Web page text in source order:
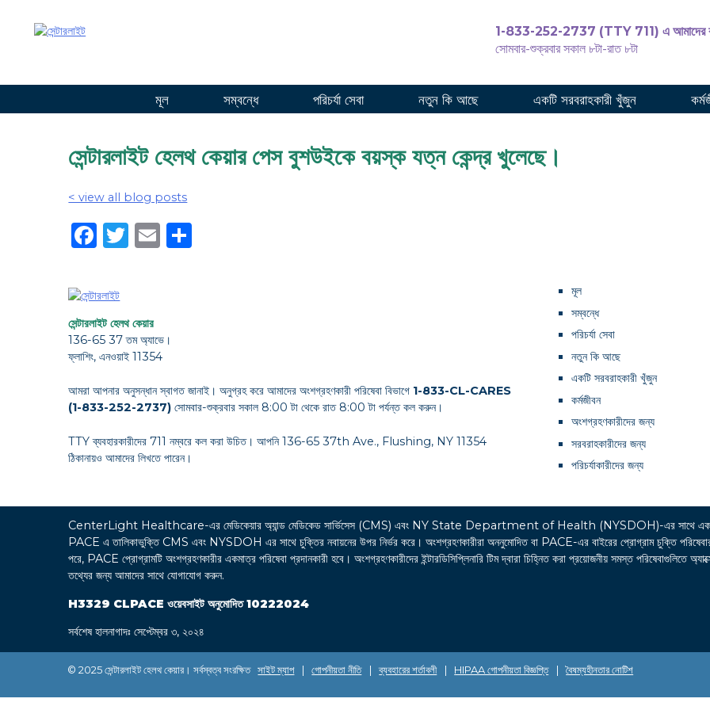
1-833-252-2737 (TTY 711) এ আমাদের
সোমবার-শুক্রবার সকাল ৮টা-রাত ৮টা
মূল সম্বন্ধে পরিচর্যা সেবা নতুন কি আছে একটি সরবরাহকারী খুঁজুন
সেন্টারলাইট হেলথ কেয়ার পেস বুশউইকে বয়স্ক যত্ন কেন্দ্র খুলেছে।
< view all blog posts
Facebook
Twitter
Email
সেন্টারলাইট হেলথ কেয়ার
136-65 37 তম অ্যাভে।
ফ্লাশিং, এনওয়াই 11354
আমরা আপনার অনুসন্ধান স্বাগত জানাই। অনুগ্রহ করে আমাদের অংশগ্রহণকারী পরিষেবা বিভাগে 1-833-CL-CARES
(1-833-252-2737) সোমবার-শুক্রবার সকাল 8:00 টা থেকে রাত 8:00 টা পর্যন্ত কল করুন।
TTY ব্যবহারকারীদের 711 নম্বরে কল করা উচিত। আপনি 136-65 37th Ave., Flushing, NY 11354
ঠিকানায়ও আমাদের লিখতে পারেন।
মূল
সম্বন্ধে
পরিচর্যা সেবা
নতুন কি আছে
একটি সরবরাহকারী খুঁজুন
কর্মজীবন
অংশগ্রহণকারীদের জন্য
সরবরাহকারীদের জন্য
পরিচর্যাকারীদের জন্য
CenterLight Healthcare-এর মেডিকেয়ার অ্যান্ড মেডিকেড সার্ভিসেস (CMS) এবং NY State Department of Health (NYSDOH)-এর সাথে
PACE এ তালিকাভুক্তি CMS এবং NYSDOH এর সাথে চুক্তির নবায়নের উপর নির্ভর করে। অংশগ্রহণকারীরা অননুমোদিত বা PACE-এর বাইরের প্রোগ্রাম চুক্তি পরিষেবার
পরে, PACE প্রোগ্রামটি অংশগ্রহণকারীর একমাত্র পরিষেবা প্রদানকারী হবে। অংশগ্রহণকারীদের ইন্টারডিসিপ্লিনারি টিম দ্বারা চিহ্নিত করা প্রয়োজনীয় সমস্ত পরিষেবাগুলিতে
তথ্যের জন্য আমাদের সাথে যোগাযোগ করুন.
H3329 CLPACE ওয়েবসাইট অনুমোদিত 10222024
সর্বশেষ হালনাগাদঃ সেপ্টেম্বর ৩, ২০২৪
© 2025 সেন্টারলাইট হেলথ কেয়ার। সর্বস্বত্ব সংরক্ষিত সাইট ম্যাপ | গোপনীয়তা নীতি | ব্যবহারের শর্তাবলী | HIPAA গোপনীয়তা বিজ্ঞপ্তি | বৈষম্যহীনতার নোটিশ